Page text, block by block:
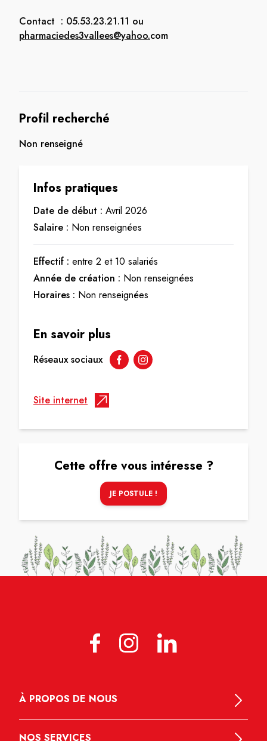
Contact : 05.53.23.21.11 ou
pharmaciedes3vallees@yahoo.com
Profil recherché
Non renseigné
Infos pratiques
Date de début : Avril 2026
Salaire : Non renseignées
Effectif : entre 2 et 10 salariés
Année de création : Non renseignées
Horaires : Non renseignées
En savoir plus
Réseaux sociaux
Site internet
Cette offre vous intéresse ?
JE POSTULE !
À PROPOS DE NOUS
NOS SERVICES